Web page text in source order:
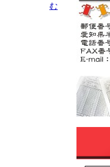
む